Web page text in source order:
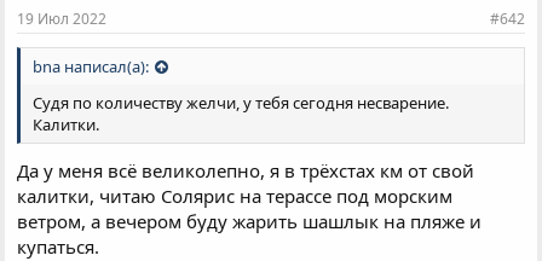
:
19 Июл 2022 #642
bna написал(а):
Судя по количеству желчи, у тебя сегодня несварение.
Калитки.
Да у меня всё великолепно, я в трёхстах км от свой
калитки, читаю Солярис на терассе под морским
ветром, а вечером буду жарить шашлык на пляже и
купаться.